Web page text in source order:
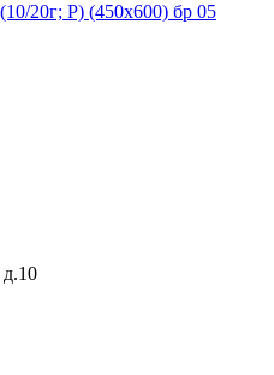
20г; Р) (450х600) бр 05